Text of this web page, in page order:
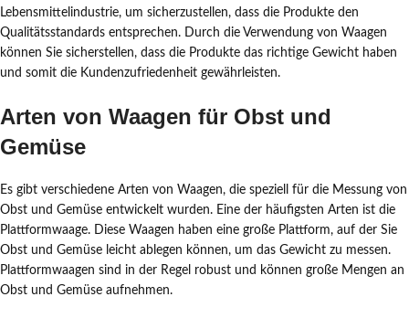
Lebensmittelindustrie, um sicherzustellen, dass die Produkte den
Qualitätsstandards entsprechen. Durch die Verwendung von Waagen
können Sie sicherstellen, dass die Produkte das richtige Gewicht haben
und somit die Kundenzufriedenheit gewährleisten.
Arten von Waagen für Obst und
Gemüse
Es gibt verschiedene Arten von Waagen, die speziell für die Messung von
Obst und Gemüse entwickelt wurden. Eine der häufigsten Arten ist die
Plattformwaage. Diese Waagen haben eine große Plattform, auf der Sie
Obst und Gemüse leicht ablegen können, um das Gewicht zu messen.
Plattformwaagen sind in der Regel robust und können große Mengen an
Obst und Gemüse aufnehmen.